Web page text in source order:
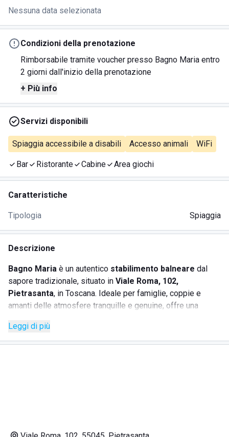
Nessuna data selezionata
Condizioni della prenotazione
Rimborsabile tramite voucher presso Bagno Maria entro
2 giorni dall'inizio della prenotazione
+ Più info
Servizi disponibili
Spiaggia accessibile a disabili Accesso animali WiFi
Bar Ristorante Cabine Area giochi
Caratteristiche
Tipologia Spiaggia
Descrizione
Bagno Maria è un autentico stabilimento balneare dal
sapore tradizionale, situato in Viale Roma, 102,
Pietrasanta, in Toscana. Ideale per famiglie, coppie e
amanti delle atmosfere tranquille e genuine, offre una
dalla modernità invadente.
Il lido conserva un fascino semplice e accogliente, perfetto
Leggi di più